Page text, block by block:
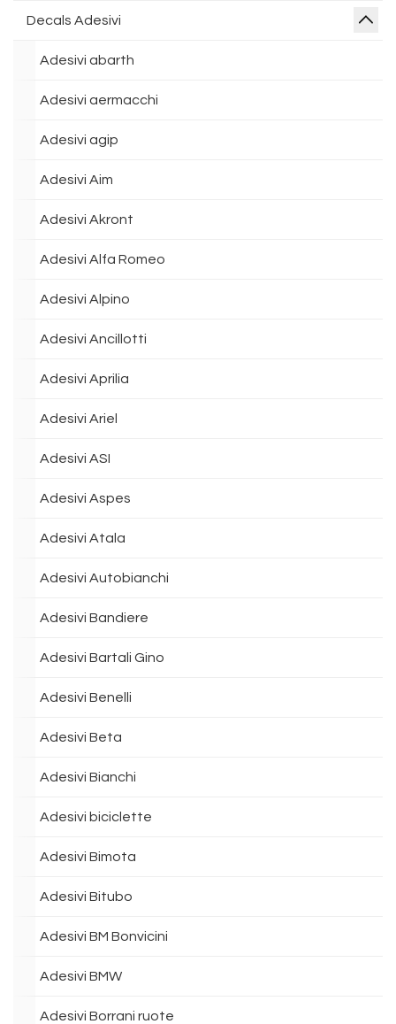
Decals Adesivi
Adesivi abarth
Adesivi aermacchi
Adesivi agip
Adesivi Aim
Adesivi Akront
Adesivi Alfa Romeo
Adesivi Alpino
Adesivi Ancillotti
Adesivi Aprilia
Adesivi Ariel
Adesivi ASI
Adesivi Aspes
Adesivi Atala
Adesivi Autobianchi
Adesivi Bandiere
Adesivi Bartali Gino
Adesivi Benelli
Adesivi Beta
Adesivi Bianchi
Adesivi biciclette
Adesivi Bimota
Adesivi Bitubo
Adesivi BM Bonvicini
Adesivi BMW
Adesivi Borrani ruote